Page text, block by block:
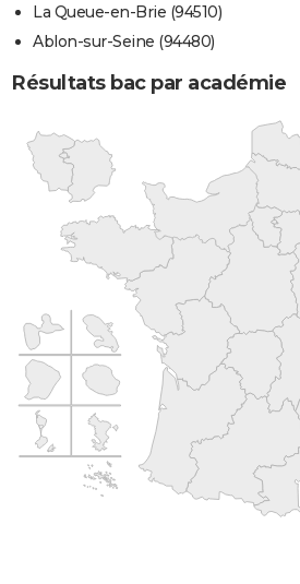
La Queue-en-Brie (94510)
Ablon-sur-Seine (94480)
Résultats bac par académie